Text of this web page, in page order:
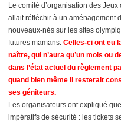
Le comité d’organisation des
allait réfléchir à un aménagement
nouveaux-nés sur les sites
futures mamans. Celles-ci ont eu
naître, qui n’aura qu’un mois ou
dans l’état actuel du règlement
quand bien même il resterait
ses géniteurs.
Les organisateurs ont expliqué
impératifs de sécurité : les tickets